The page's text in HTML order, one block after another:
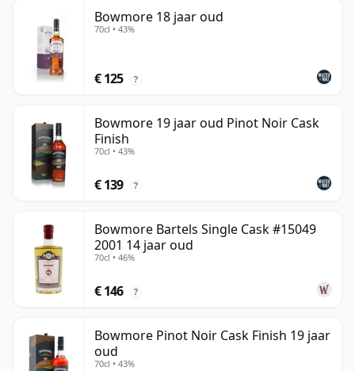
Bowmore 18 jaar oud
70cl • 43%
€ 125 ?
Bowmore 19 jaar oud Pinot Noir Cask
Finish
70cl • 43%
€ 139 ?
Bowmore Bartels Single Cask #15049
2001 14 jaar oud
70cl • 46%
€ 146 ?
Bowmore Pinot Noir Cask Finish 19 jaar
oud
70cl • 43%